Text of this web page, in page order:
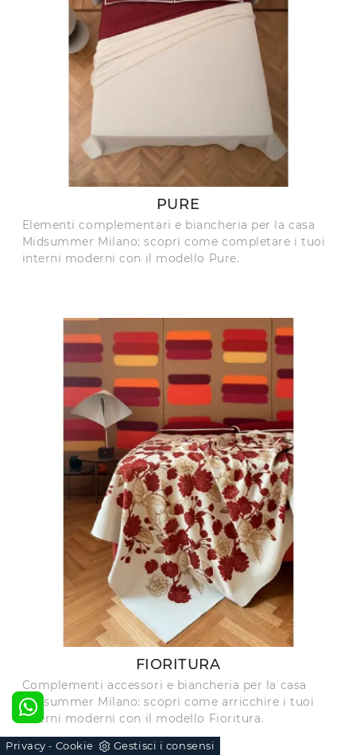
PURE
Elementi complementari e biancheria per la casa
Midsummer Milano: scopri come completare i tuoi
interni moderni con il modello Pure.
FIORITURA
Complementi accessori e biancheria per la casa
Midsummer Milano: scopri come arricchire i tuoi
interni moderni con il modello Fioritura.
Privacy - Cookie Gestisci i consensi